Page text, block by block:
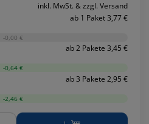
inkl. MwSt. & zzgl. Versand
ab 1 Paket 3,77 €
-0,00 €
ab 2 Pakete 3,45 €
-0,64 €
ab 3 Pakete 2,95 €
-2,46 €